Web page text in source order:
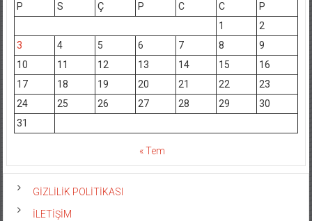
P
S Ç P C C
P
1
2
3
4 5 6 7 8
9
10
11 12 13 14 15
16
17
18 19 20 21 22
23
24
25 26 27 28 29
30
31
« Tem
GİZLİLİK POLİTİKASI
İLETİŞİM